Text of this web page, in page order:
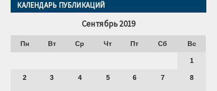
КАЛЕНДАРЬ ПУБЛИКАЦИЙ
Сентябрь 2019
Пн Вт Ср Чт Пт Сб Вс
1
2 3 4 5 6 7 8